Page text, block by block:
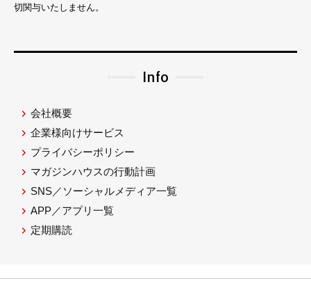
切関与いたしません。
Info
会社概要
企業様向けサービス
プライバシーポリシー
マガジンハウスの行動計画
SNS／ソーシャルメディア一覧
APP／アプリ一覧
定期購読